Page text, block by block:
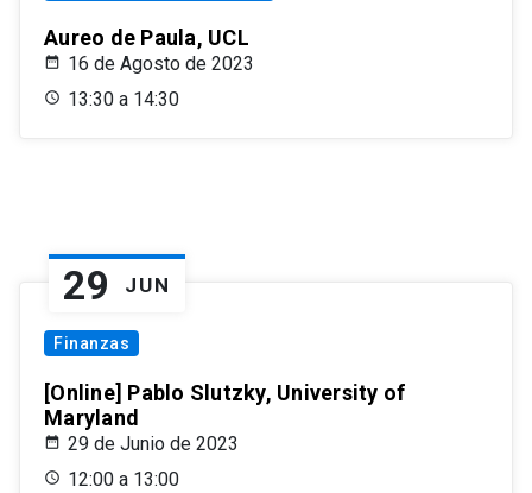
Aureo de Paula, UCL
16 de Agosto de 2023
13:30 a 14:30
29 JUN
Finanzas
[Online] Pablo Slutzky, University of
Maryland
29 de Junio de 2023
12:00 a 13:00